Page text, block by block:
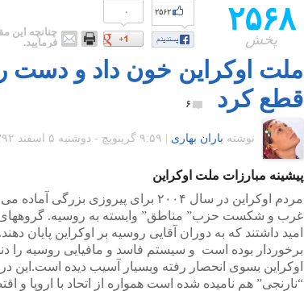
۲۵۶۸
پخش
۰ ۲۵۶۲
چنانچه این
فرمایید.
ملت اوکراین خون داد و دست
قطع کرد
۶
نوشته باران بهاری ۹:۵۹ گرينويچ - دوشنبه ۵ اسفند ۱۳۹۲
پیشینه مبارزات ملت اوکراین
مردم اوکراین در سال ۲۰۰۴ برای
غرب و شکست حزب” مناطق” وابسته به روسیه. گروههای
امید داشتند که به دوران آقایی روسیه بر اوکراین پایان
برخوردار بوده است و سیستم فاسد و مافیایی روسیه را
اوکراین بسوی انحصار رفته وبسیار آسیب دیده
“نارنجی” هم نامیده شده است همواره از اتحاد با اروپا و